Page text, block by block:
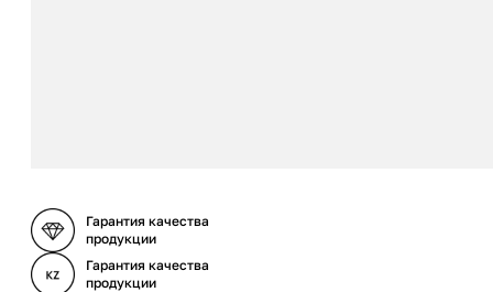
Гарантия качества
продукции
Гарантия качества
продукции